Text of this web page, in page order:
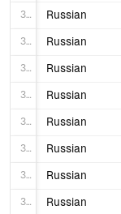
31 Russian
32 Russian
33 Russian
34 Russian
35 Russian
36 Russian
37 Russian
38 Russian